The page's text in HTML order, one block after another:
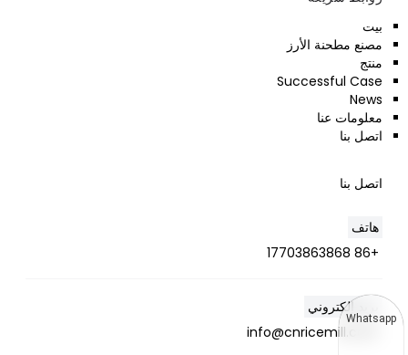
بيت
مصنع مطحنة الأرز
منتج
Successful Case
News
معلومات عنا
اتصل بنا
اتصل بنا
هاتف
+86 17703863868
بريد إلكتروني
info@cnricemill.com
Whatsapp